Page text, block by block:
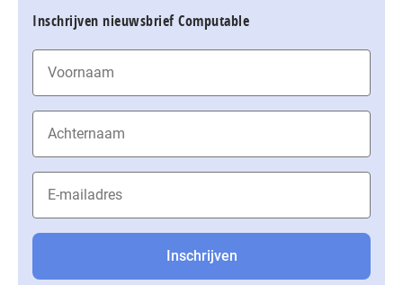
Inschrijven nieuwsbrief Computable